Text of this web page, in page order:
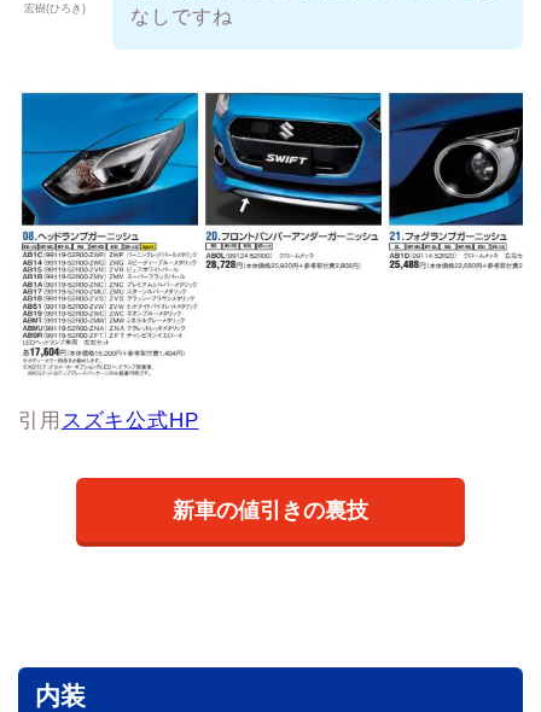
宏樹(ひろき)
なしですね
引用 スズキ公式HP
新車の値引きの裏技
内装